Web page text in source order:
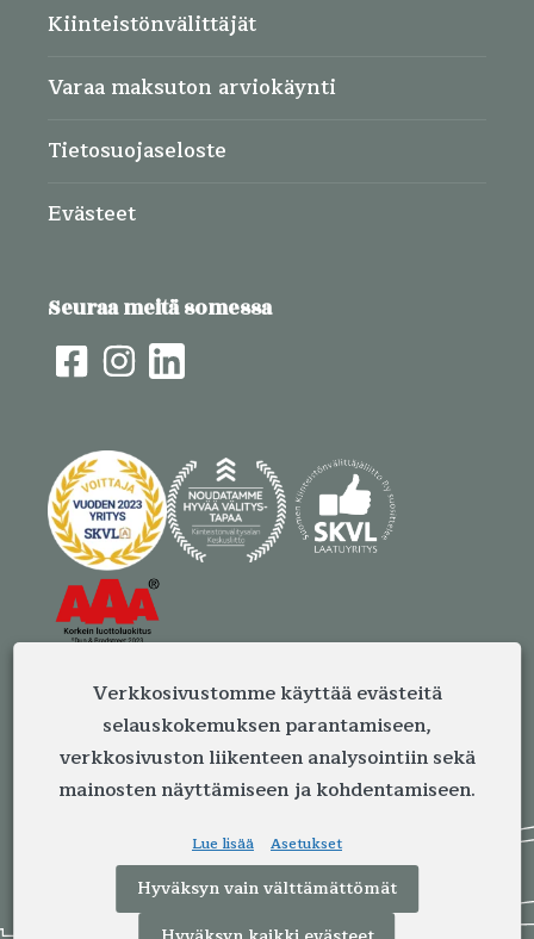
Kiinteistönvälittäjät
Varaa maksuton arviokäynti
Tietosuojaseloste
Evästeet
Seuraa meitä somessa
Verkkosivustomme käyttää evästeitä
selauskokemuksen parantamiseen,
verkkosivuston liikenteen analysointiin sekä
mainosten näyttämiseen ja kohdentamiseen.
Lue lisää Asetukset
Hyväksyn vain välttämättömät